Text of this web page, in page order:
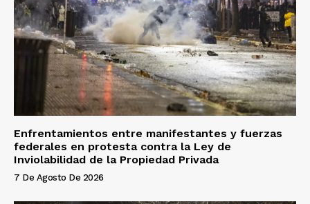
Enfrentamientos entre manifestantes y fuerzas
federales en protesta contra la Ley de
Inviolabilidad de la Propiedad Privada
7 De Agosto De 2026